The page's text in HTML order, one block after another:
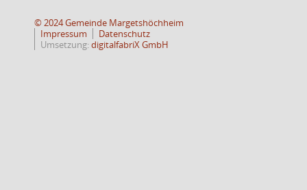
© 2024 Gemeinde Margetshöchheim
Impressum
Datenschutz
Umsetzung:digitalfabriX GmbH